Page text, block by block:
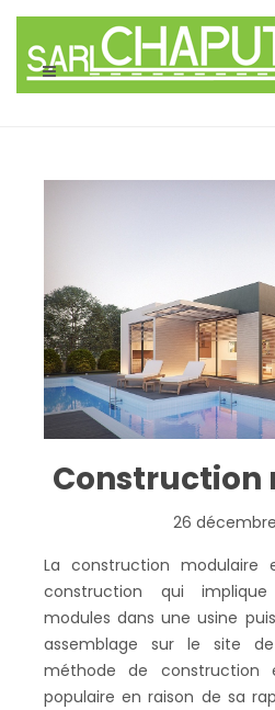
26
La construction
construction qui
modules dans une usine
assemblage sur le site
méthode de
populaire en raison de sa
Panneau de gestion des cookies